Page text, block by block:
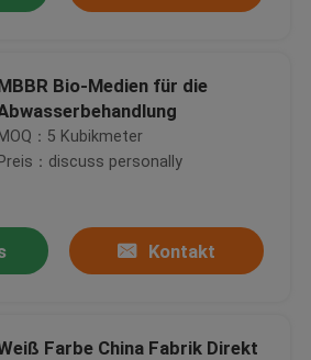
Bio-Medien für die
MOQ：5 Kubikmeter
Preis：discuss personally
Kontakt
Farbe China Fabrik Direkt